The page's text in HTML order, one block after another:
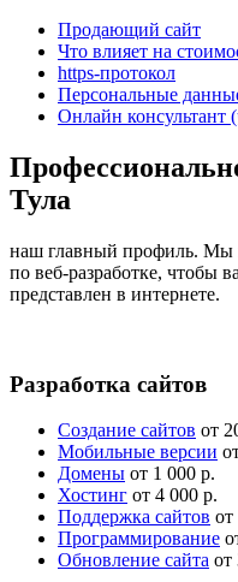
Продающий сайт
Что влияет на
https-протокол
Персональные
Онлайн консультант
Тула
наш главный профиль. Мы
по веб-разработке, чтобы
представлен в интернете.
Разработка сайтов
Создание сайтов от
Мобильные версии
Домены от 1 000 р.
Хостинг от 4 000 р.
Поддержка сайтов от
Программирование
Обновление сайта от